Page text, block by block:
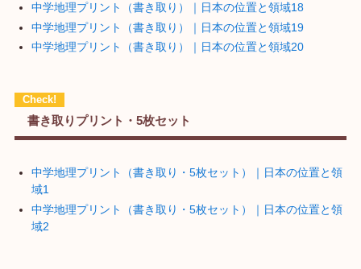
中学地理プリント（書き取り）｜日本の位置と領域18
中学地理プリント（書き取り）｜日本の位置と領域19
中学地理プリント（書き取り）｜日本の位置と領域20
書き取りプリント・5枚セット
中学地理プリント（書き取り・5枚セット）｜日本の位置と領
域1
中学地理プリント（書き取り・5枚セット）｜日本の位置と領
域2